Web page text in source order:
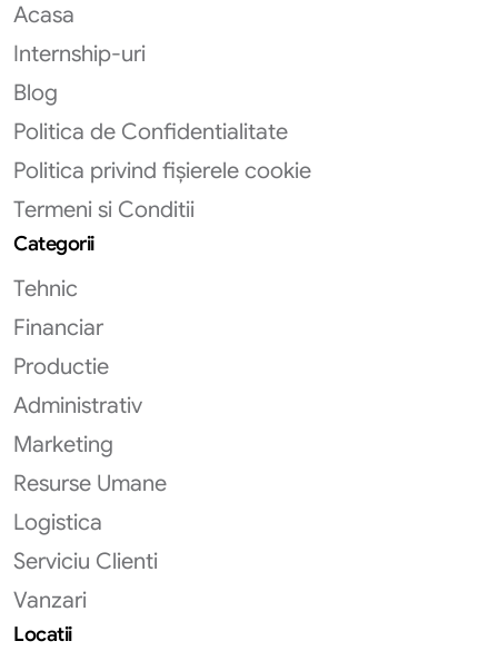
Acasa
Internship-uri
Blog
Politica de Confidentialitate
Politica privind fișierele cookie
Termeni si Conditii
Categorii
Tehnic
Financiar
Productie
Administrativ
Marketing
Resurse Umane
Logistica
Serviciu Clienti
Vanzari
Locatii